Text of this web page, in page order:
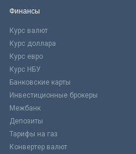
Финансы
Курс валют
Курс доллара
Курс евро
Курс НБУ
Банковские карты
Инвестиционные брокеры
Межбанк
Депозиты
Тарифы на газ
Конвертер валют